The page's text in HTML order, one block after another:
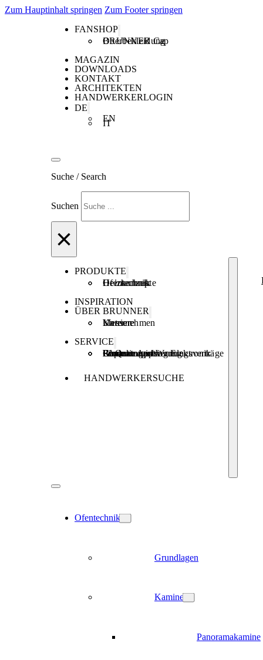
Zum Hauptinhalt springen Zum Footer springen
FANSHOP
Oberbekleidung
BRUNNER Cap
MAGAZIN
DOWNLOADS
KONTAKT
ARCHITEKTEN
HANDWERKERLOGIN
DE
EN
IT
Suche / Search
Suchen
×
PRODUKTE
Ofentechnik
Heiztechnik
Heizkonzepte
INSPIRATION
ÜBER BRUNNER
Unternehmen
Karriere
Messen
SERVICE
Produktregistrierung
Brunner Apps
FAQ
Förderungen
Garantie und Wartungsverträge
Reparaturauftrag Elektronik
HANDWERKERSUCHE
Ofentechnik
Grundlagen
Kamine
Panoramakamine